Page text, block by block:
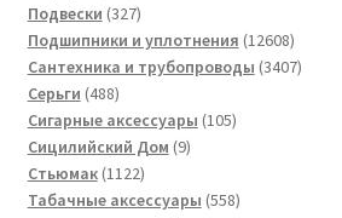
товаров
Подвески 327327
товаров
Подшипники и уплотнения 1260812608
товаров
Сантехника и трубопроводы 34073407
Серьги 488488
товаров
Сигарные аксессуары 105105
Сицилийский Дом 99
Стьюмак 11221122
товара
Табачные аксессуары 558558